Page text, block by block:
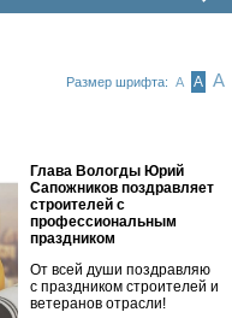
Размер шрифта: А А А
Глава Вологды Юрий
Сапожников поздравляет
строителей с
профессиональным
праздником
От всей души поздравляю
с праздником строителей и
ветеранов отрасли!